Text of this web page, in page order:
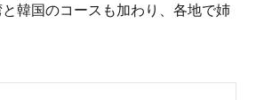
韓国のコースも加わり、各地で姉